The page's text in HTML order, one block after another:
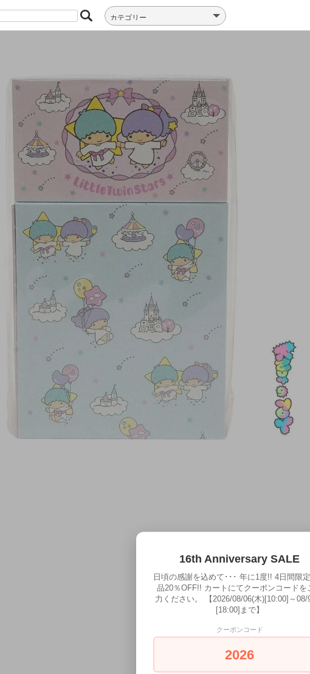
16th Anniversary SALE
日頃の感謝を込めて･･･ 年に1度!! 4日間限
品20％OFF!! カートにてクーポンコードを
力ください。 【2026/08/06(木)[10:00]～08/
[18:00]まで】
クーポンコード
2026